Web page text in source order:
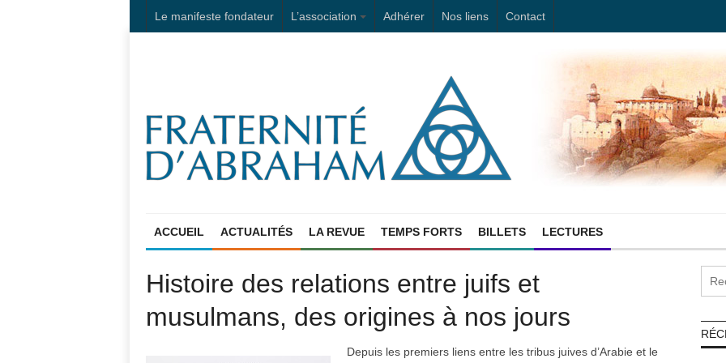
Le manifeste fondateur L’association Adhérer Nos liens Contact
ACCUEIL ACTUALITÉS LA REVUE TEMPS FORTS BILLETS LECTURES
Histoire des relations entre juifs et
musulmans, des origines à nos jours
Depuis les premiers liens entre les tribus juives d’Arabie et le